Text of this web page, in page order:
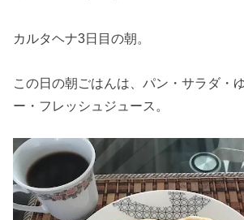
カルタヘナ3日目の朝。
この日の朝ごはんは、パン・サラダ・
ー・フレッシュジュース。